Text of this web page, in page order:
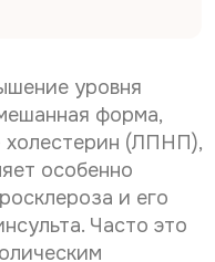
уровня
форма,
холестерин (ЛПНП),
особенно
и его
Часто это
информационной
персональных